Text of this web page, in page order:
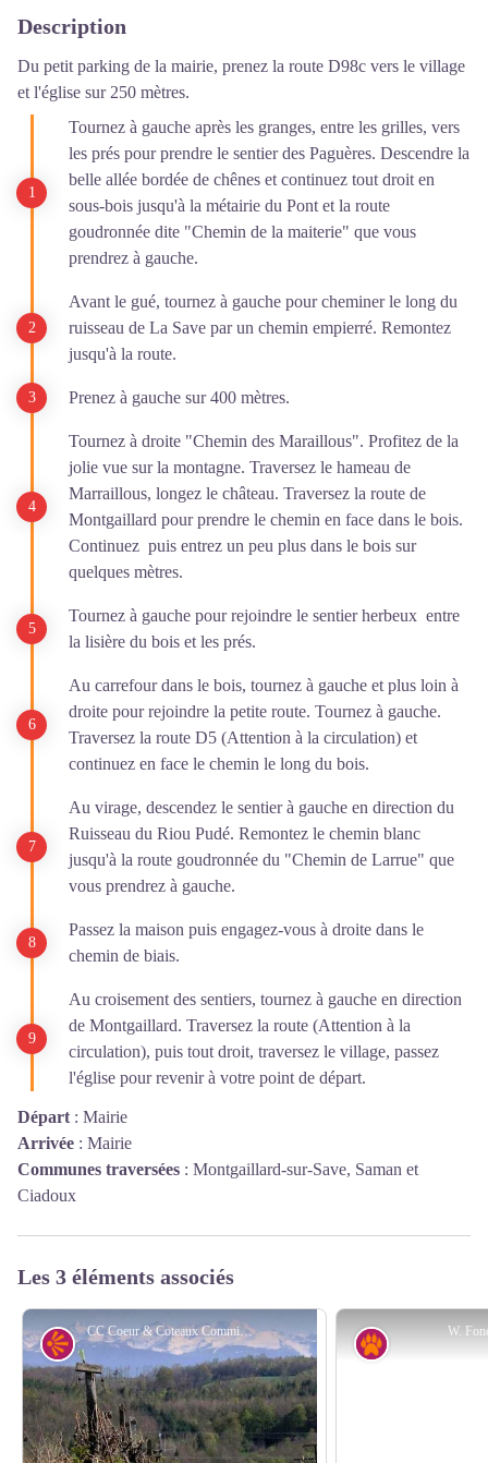
Description
Du petit parking de la mairie, prenez la route D98c vers le village
et l'église sur 250 mètres.
Tournez à gauche après les granges, entre les grilles, vers
les prés pour prendre le sentier des Paguères. Descendre la
belle allée bordée de chênes et continuez tout droit en
sous-bois jusqu'à la métairie du Pont et la route
goudronnée dite "Chemin de la maiterie" que vous
prendrez à gauche.
Avant le gué, tournez à gauche pour cheminer le long du
ruisseau de La Save par un chemin empierré. Remontez
jusqu'à la route.
Prenez à gauche sur 400 mètres.
Tournez à droite "Chemin des Maraillous". Profitez de la
jolie vue sur la montagne. Traversez le hameau de
Marraillous, longez le château. Traversez la route de
Montgaillard pour prendre le chemin en face dans le bois.
Continuez puis entrez un peu plus dans le bois sur
quelques mètres.
Tournez à gauche pour rejoindre le sentier herbeux entre
la lisière du bois et les prés.
Au carrefour dans le bois, tournez à gauche et plus loin à
droite pour rejoindre la petite route. Tournez à gauche.
Traversez la route D5 (Attention à la circulation) et
continuez en face le chemin le long du bois.
Au virage, descendez le sentier à gauche en direction du
Ruisseau du Riou Pudé. Remontez le chemin blanc
jusqu'à la route goudronnée du "Chemin de Larrue" que
vous prendrez à gauche.
Passez la maison puis engagez-vous à droite dans le
chemin de biais.
Au croisement des sentiers, tournez à gauche en direction
de Montgaillard. Traversez la route (Attention à la
circulation), puis tout droit, traversez le village, passez
l'église pour revenir à votre point de départ.
Départ : Mairie
Arrivée : Mairie
Communes traversées : Montgaillard-sur-Save, Saman et
Ciadoux
Les 3 éléments associés
CC Coeur & Coteaux Comminges
Point de vue
W.
Faune